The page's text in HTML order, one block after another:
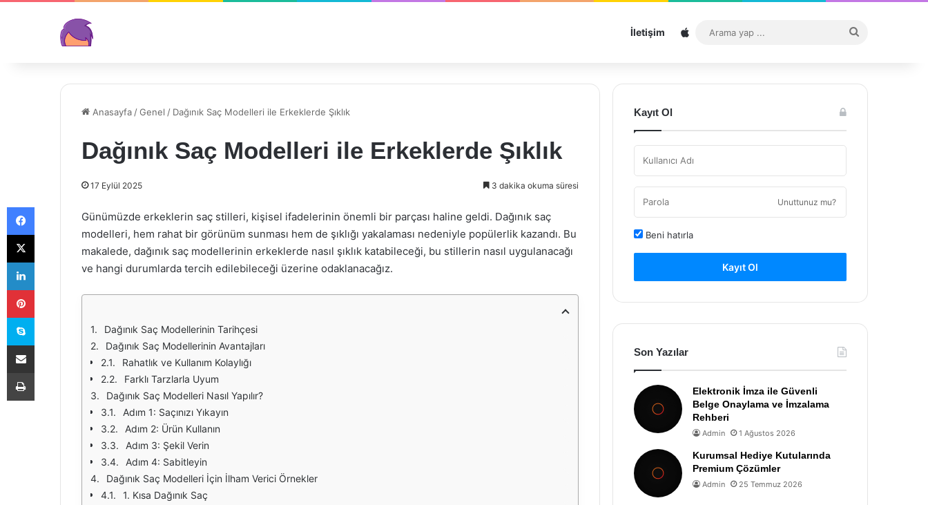
İletişim Sitemap
...
Anasayfa /Genel / Dağınık Saç Modelleri ile Erkeklerde Şıklık
Dağınık Saç Modelleri ile Erkeklerde Şıklık
17 Eylül 2025 3 dakika okuma süresi
Günümüzde erkeklerin saç stilleri, kişisel ifadelerinin önemli bir parçası haline geldi. Dağınık saç
modelleri, hem rahat bir görünüm sunması hem de şıklığı yakalaması nedeniyle popülerlik kazandı. Bu
makalede, dağınık saç modellerinin erkeklerde nasıl şıklık katabileceği, bu stillerin nasıl uygulanacağı
ve hangi durumlarda tercih edilebileceği üzerine odaklanacağız.
Dağınık Saç Modellerinin Tarihçesi
Dağınık Saç Modellerinin Avantajları
Rahatlık ve Kullanım Kolaylığı
Farklı Tarzlarla Uyum
Dağınık Saç Modelleri Nasıl Yapılır?
Adım 1: Saçınızı Yıkayın
Adım 2: Ürün Kullanın
Adım 3: Şekil Verin
Adım 4: Sabitleyin
Dağınık Saç Modelleri İçin İlham Verici Örnekler
1. Kısa Dağınık Saç
Kayıt Ol
Unuttunuz mu?
Beni hatırla
Kayıt Ol
Son Yazılar
Elektronik İmza ile Güvenli
Belge Onaylama ve İmzalama
Rehberi
Admin 1 Ağustos 2026
Kurumsal Hediye Kutularında
Premium Çözümler
Admin 25 Temmuz 2026
Facebook
X
LinkedIn
Pinterest
Skype
E-Posta ile paylaş